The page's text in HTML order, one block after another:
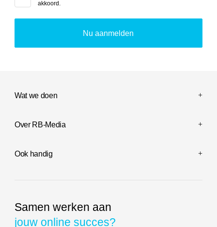
akkoord.
Samen werken aan
jouw online succes?
Wat we doen
Over RB-Media
Ook handig